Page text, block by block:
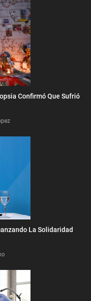
Confirmó Que Sufrió
La Solidaridad